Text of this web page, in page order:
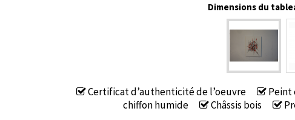
Dimensions du
Certificat d’authenticité de l’oeuvre Peint
chiffon humide
Châssis bois